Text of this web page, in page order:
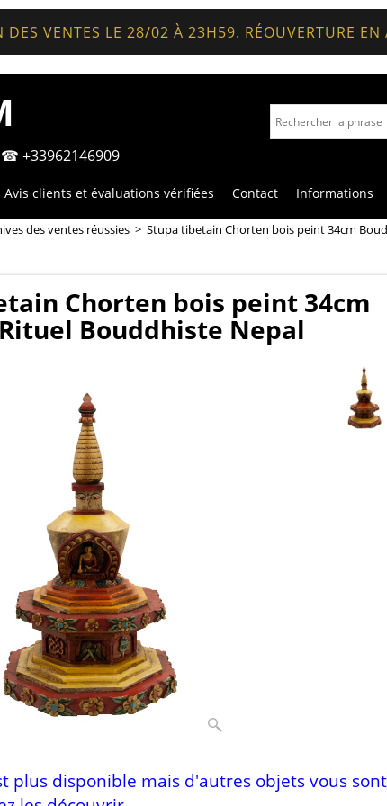
DES VENTES LE 28/02 À 23H59. RÉOUVERTURE
+33962146909
Avis clients et évaluations vérifiées Contact Informations
des ventes réussies > Stupa tibetain Chorten bois peint 34cm
Chorten bois peint 34cm
Bouddhiste Nepal
plus disponible mais d'autres objets vous sont